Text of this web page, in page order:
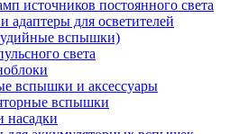
источников постоянного света
адаптеры для осветителей
вспышки)
света
вспышки и аксессуары
вспышки
насадки